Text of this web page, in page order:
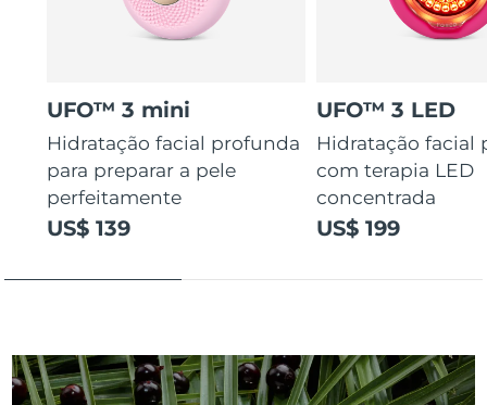
UFO™ 3 mini
Hidratação facial profunda
para preparar a pele
perfeitamente
US$ 139
UFO™ 3 LED
Hidratação facial
com terapia LED
concentrada
US$ 199